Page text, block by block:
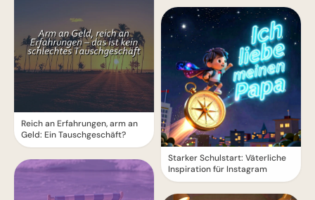
Reich an Erfahrungen, arm an
Geld: Ein Tauschgeschäft?
Starker Schulstart: Väterliche
Inspiration für Instagram